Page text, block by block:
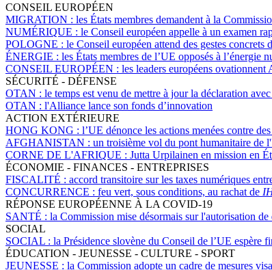
CONSEIL EUROPÉEN
MIGRATION : les États membres demandent à la
NUMÉRIQUE : le Conseil européen appelle à un examen
POLOGNE : le Conseil européen attend des gestes
ÉNERGIE : les États membres de l’UE opposés à l’énergie
CONSEIL EUROPÉEN : les leaders européens
SÉCURITÉ - DÉFENSE
OTAN : le temps est venu de mettre à jour la déclaration
OTAN : l'Alliance lance son fonds d’innovation
ACTION EXTÉRIEURE
HONG KONG : l’UE dénonce les actions menées contre
AFGHANISTAN : un troisième vol du pont humanitaire de
CORNE DE L'AFRIQUE : Jutta Urpilainen en mission en
ÉCONOMIE - FINANCES - ENTREPRISES
FISCALITÉ : accord transitoire sur les taxes numériques
CONCURRENCE : feu vert, sous conditions, au rachat de
RÉPONSE EUROPÉENNE À LA COVID-19
SANTÉ : la Commission mise désormais sur l'autorisation
SOCIAL
SOCIAL : la Présidence slovène du Conseil de l’UE espère
ÉDUCATION - JEUNESSE - CULTURE - SPORT
JEUNESSE : la Commission adopte un cadre de mesures